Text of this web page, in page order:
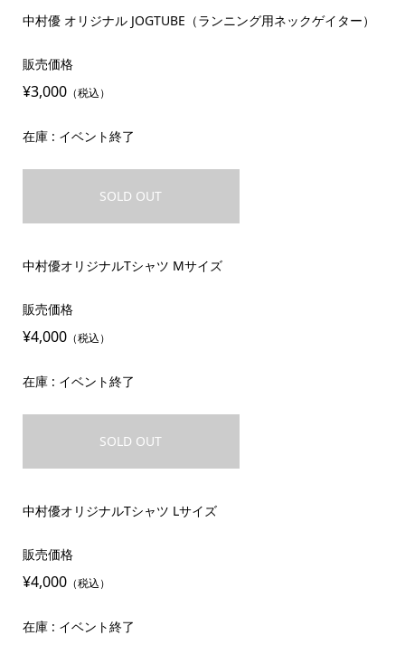
中村優 オリジナル JOGTUBE（ランニング用ネックゲイター）
販売価格
¥3,000（税込）
在庫 : イベント終了
SOLD OUT
中村優オリジナルTシャツ Mサイズ
販売価格
¥4,000（税込）
在庫 : イベント終了
SOLD OUT
中村優オリジナルTシャツ Lサイズ
販売価格
¥4,000（税込）
在庫 : イベント終了